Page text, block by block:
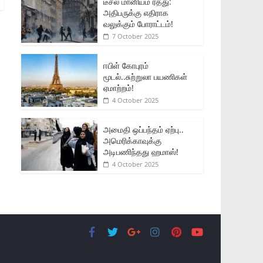
அதிபருக்கு எதிராக
வலுக்கும் போராட்டம்!
7 October 2025
ஈபிள் கோபுரம்
மூடல்..சுற்றுலா பயணிகள்
ஏமாற்றம்!
4 October 2025
அமைதி ஒப்பந்தம் ஏற்பு..
அமெரிக்காவுக்கு
அடிபணிந்தது ஹமாஸ்!
4 October 2025